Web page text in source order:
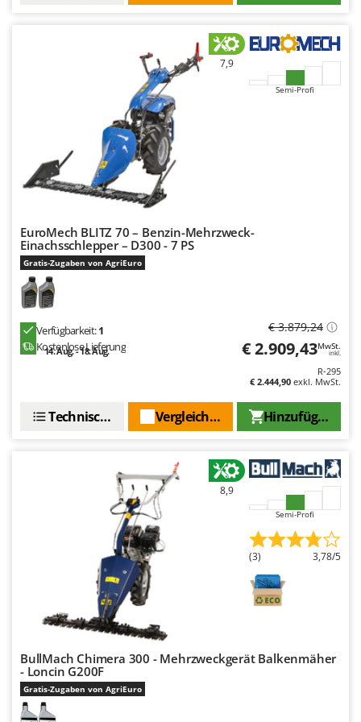
7,9
Semi-Profi
EuroMech BLITZ 70 – Benzin-Mehrzweck-
Einachsschlepper – D300 - 7 PS
Gratis-Zugaben von AgriEuro
Verfügbarkeit:1
Kostenlose Lieferung
14. Aug. - 18. Aug.
€ 3.879,24
€ 2.909,43MwSt.
inkl.
R-295
€ 2.444,90 exkl. MwSt.
Hinzufügen
Vergleichen Sie
Technische Daten
8,9
Semi-Profi
(3) 3,78/5
BullMach Chimera 300 - Mehrzweckgerät Balkenmäher
- Loncin G200F
Gratis-Zugaben von AgriEuro